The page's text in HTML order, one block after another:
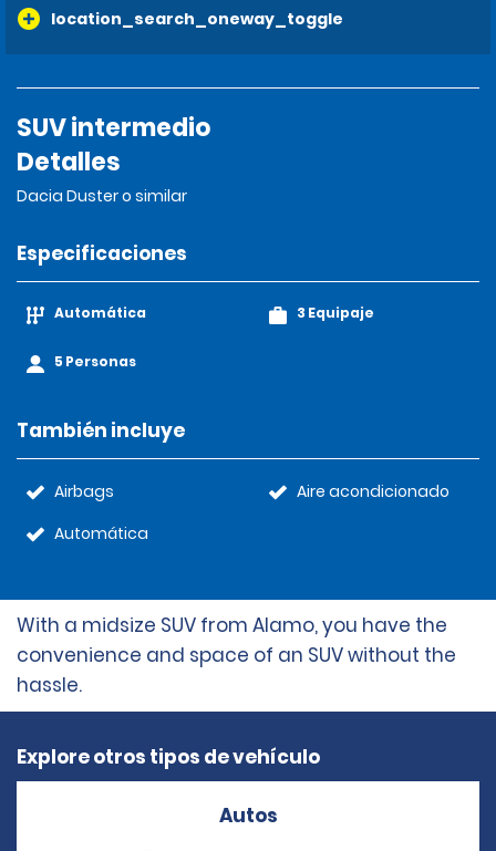
location_search_oneway_toggle
SUV intermedio
Detalles
Dacia Duster o similar
Especificaciones
Automática
5 Personas
3 Equipaje
También incluye
Airbags
Automática
Aire acondicionado
With a midsize SUV from Alamo, you have the
convenience and space of an SUV without the
hassle.
Explore otros tipos de vehículo
Autos